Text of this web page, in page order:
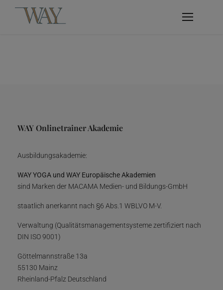
WAY Onlinetrainer Akademie
Ausbildungsakademie:
WAY YOGA und WAY Europäische Akademien
sind Marken der MACAMA Medien- und Bildungs-GmbH
staatlich anerkannt nach §6 Abs.1 WBLVO M-V.
Verwaltung (Qualitätsmanagementsysteme zertifiziert nach
DIN ISO 9001)
Göttelmannstraße 13a
55130 Mainz
Rheinland-Pfalz Deutschland